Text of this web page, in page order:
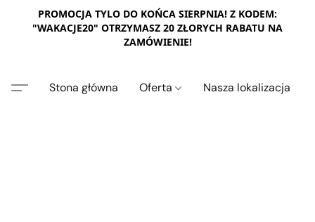
PROMOCJA TYLO DO KOŃCA SIERPNIA! Z KODEM:
"WAKACJE20" OTRZYMASZ 20 ZŁORYCH RABATU NA
ZAMÓWIENIE!
Stona główna Oferta Nasza lokalizacja